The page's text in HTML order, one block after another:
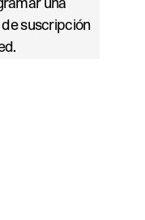
una
suscripción